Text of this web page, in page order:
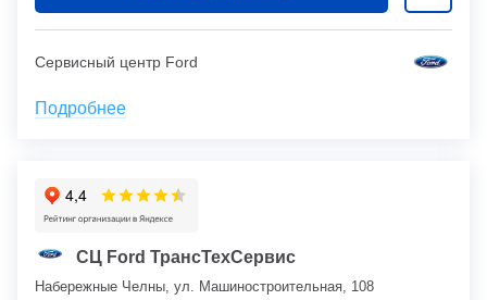
Сервисный центр Ford
Подробнее
СЦ Ford ТрансТехСервис
Набережные Челны, ул. Машиностроительная, 108